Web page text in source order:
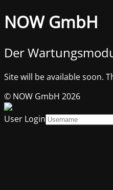
NOW GmbH
Der
Site will be available soon.
© NOW GmbH 2026
User Login